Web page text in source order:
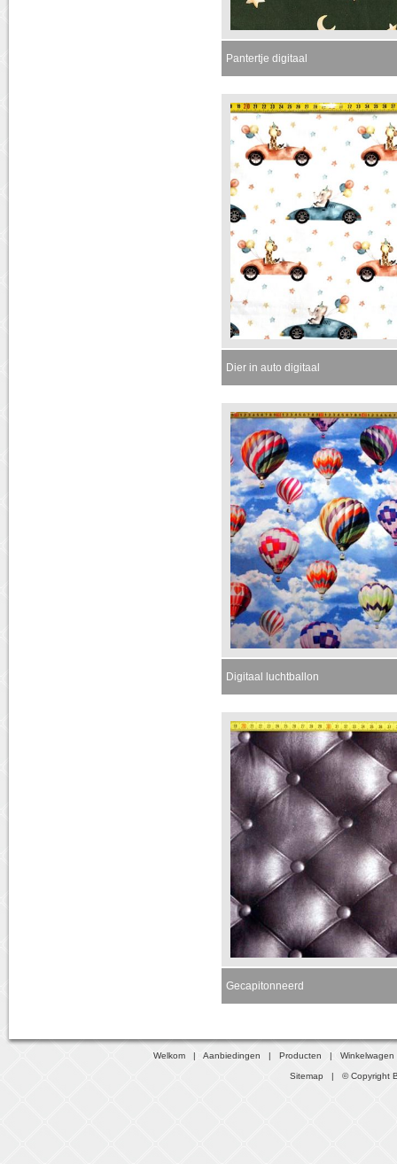
Pantertje digitaal
Dier in auto digitaal
Digitaal luchtballon
Gecapitonneerd
Welkom |Aanbiedingen |Producten |Winkelwagen
Sitemap | © Copyright